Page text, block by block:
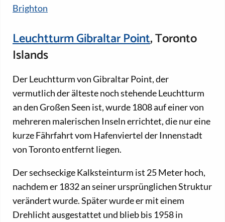
Brighton
Leuchtturm Gibraltar Point, Toronto
Islands
Der Leuchtturm von Gibraltar Point, der
vermutlich der älteste noch stehende Leuchtturm
an den Großen Seen ist, wurde 1808 auf einer von
mehreren malerischen Inseln errichtet, die nur eine
kurze Fährfahrt vom Hafenviertel der Innenstadt
von Toronto entfernt liegen.
Der sechseckige Kalksteinturm ist 25 Meter hoch,
nachdem er 1832 an seiner ursprünglichen Struktur
verändert wurde. Später wurde er mit einem
Drehlicht ausgestattet und blieb bis 1958 in